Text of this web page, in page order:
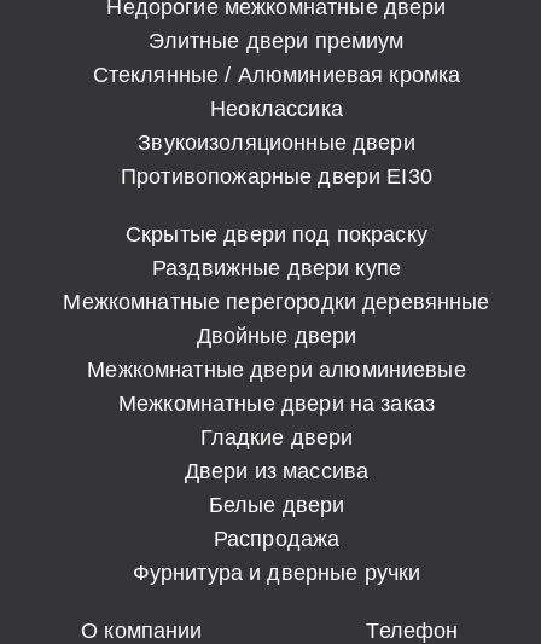
Недорогие межкомнатные двери
Элитные двери премиум
Стеклянные / Алюминиевая кромка
Неоклассика
Звукоизоляционные двери
Противопожарные двери EI30
Скрытые двери под покраску
Раздвижные двери купе
Межкомнатные перегородки деревянные
Двойные двери
Межкомнатные двери алюминиевые
Межкомнатные двери на заказ
Гладкие двери
Двери из массива
Белые двери
Распродажа
Фурнитура и дверные ручки
О компании
Телефон